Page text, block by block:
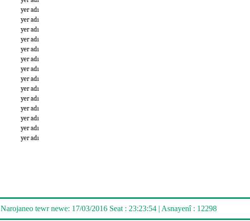
yer adı
yer adı
yer adı
yer adı
yer adı
yer adı
yer adı
yer adı
yer adı
yer adı
yer adı
yer adı
yer adı
yer adı
Narojaneo tewr newe: 17/03/2016 Seat : 23:23:54 | Asnayenî : 12298